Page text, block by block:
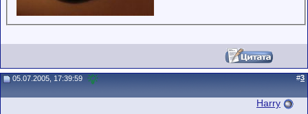
05.07.2005, 17:39:59 #3
Harry